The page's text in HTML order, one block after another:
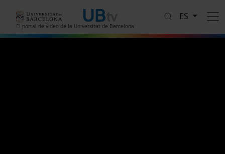
El portal de vídeo de la Universitat de Barcelona
ES